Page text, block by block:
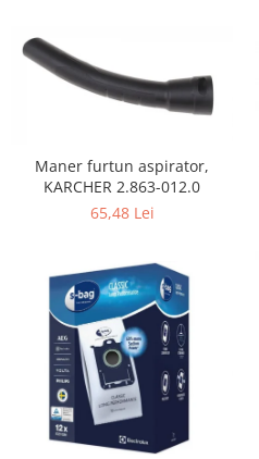
Curatenie si intretinere
Maner furtun aspirator,
KARCHER 2.863-012.0
65,48 Lei